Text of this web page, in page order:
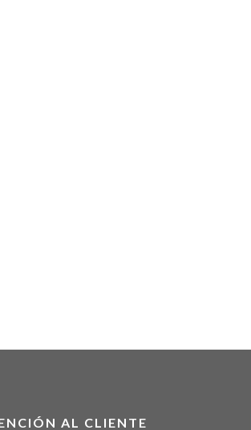
AL CLIENTE